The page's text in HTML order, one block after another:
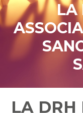
LA
LA DRH